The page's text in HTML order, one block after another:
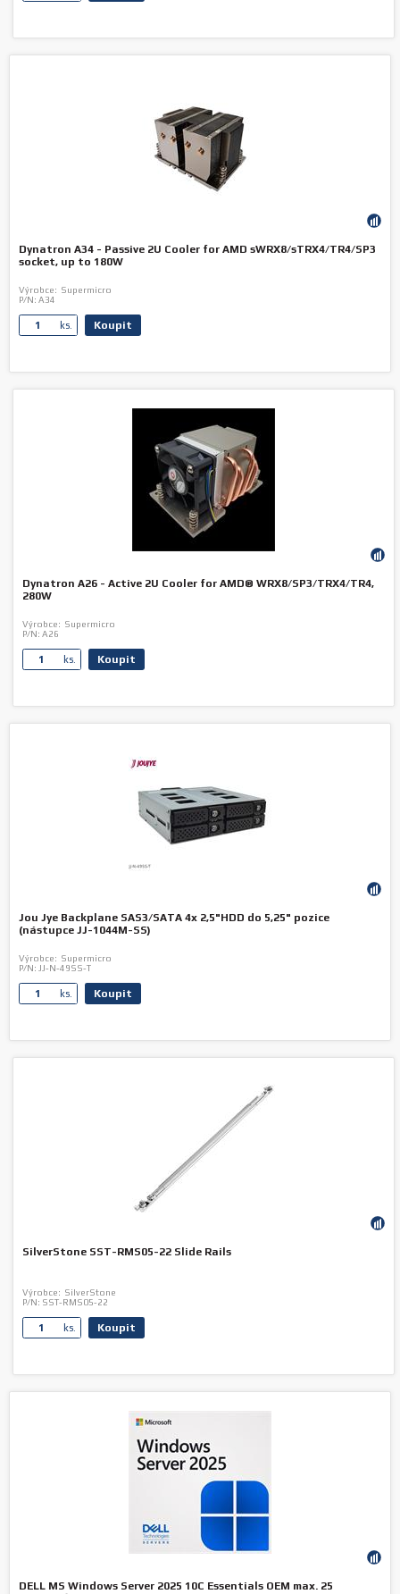
Dynatron A34 - Passive 2U Cooler for AMD sWRX8/sTRX4/TR4/SP3
socket, up to 180W
Výrobce: Supermicro
P/N: A34
ks. Koupit
Dynatron A26 - Active 2U Cooler for AMD® WRX8/SP3/TRX4/TR4,
280W
Výrobce: Supermicro
P/N: A26
ks. Koupit
Jou Jye Backplane SAS3/SATA 4x 2,5"HDD do 5,25" pozice
(nástupce JJ-1044M-SS)
Výrobce: Supermicro
P/N: JJ-N-49SS-T
ks. Koupit
SilverStone SST-RMS05-22 Slide Rails
Výrobce: SilverStone
P/N: SST-RMS05-22
ks. Koupit
DELL MS Windows Server 2025 10C Essentials OEM max. 25